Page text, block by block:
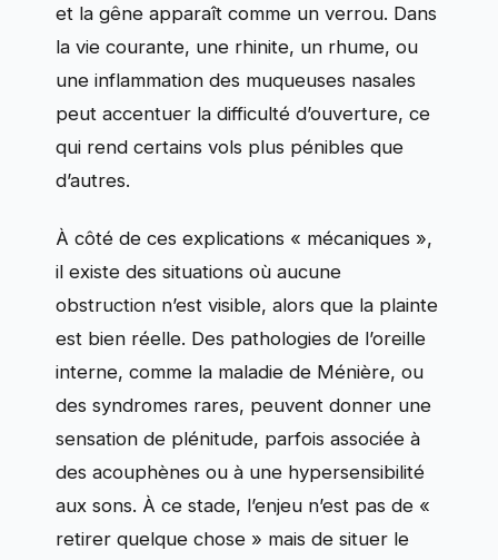
et la gêne apparaît comme un verrou. Dans
la vie courante, une rhinite, un rhume, ou
une inflammation des muqueuses nasales
peut accentuer la difficulté d’ouverture, ce
qui rend certains vols plus pénibles que
d’autres.
À côté de ces explications « mécaniques »,
il existe des situations où aucune
obstruction n’est visible, alors que la plainte
est bien réelle. Des pathologies de l’oreille
interne, comme la maladie de Ménière, ou
des syndromes rares, peuvent donner une
sensation de plénitude, parfois associée à
des acouphènes ou à une hypersensibilité
aux sons. À ce stade, l’enjeu n’est pas de «
retirer quelque chose » mais de situer le